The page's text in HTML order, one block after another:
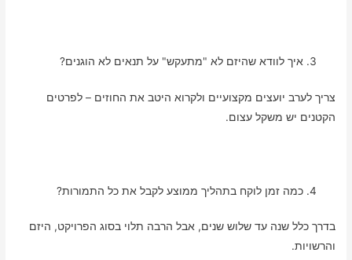
איך לוודא שהיזם לא "מתעקש" על תנאים לא הוגנים?
צריך לערב יועצים מקצועיים ולקרוא היטב את החוזים – לפרטים
הקטנים יש משקל עצום.
כמה זמן לוקח בתהליך ממוצע לקבל את כל התמורות?
בדרך כלל שנה עד שלוש שנים, אבל הרבה תלוי בסוג הפרויקט, היזם
והרשויות.